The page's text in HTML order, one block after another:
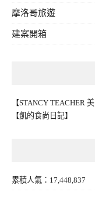
摩洛哥旅遊
建案開箱
【STANCY TEACHER
【凱的食尚日記】
累積人氣：17,448,837